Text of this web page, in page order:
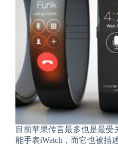
目前苹果传言最多也是最受
能手表iWatch，而它也被描